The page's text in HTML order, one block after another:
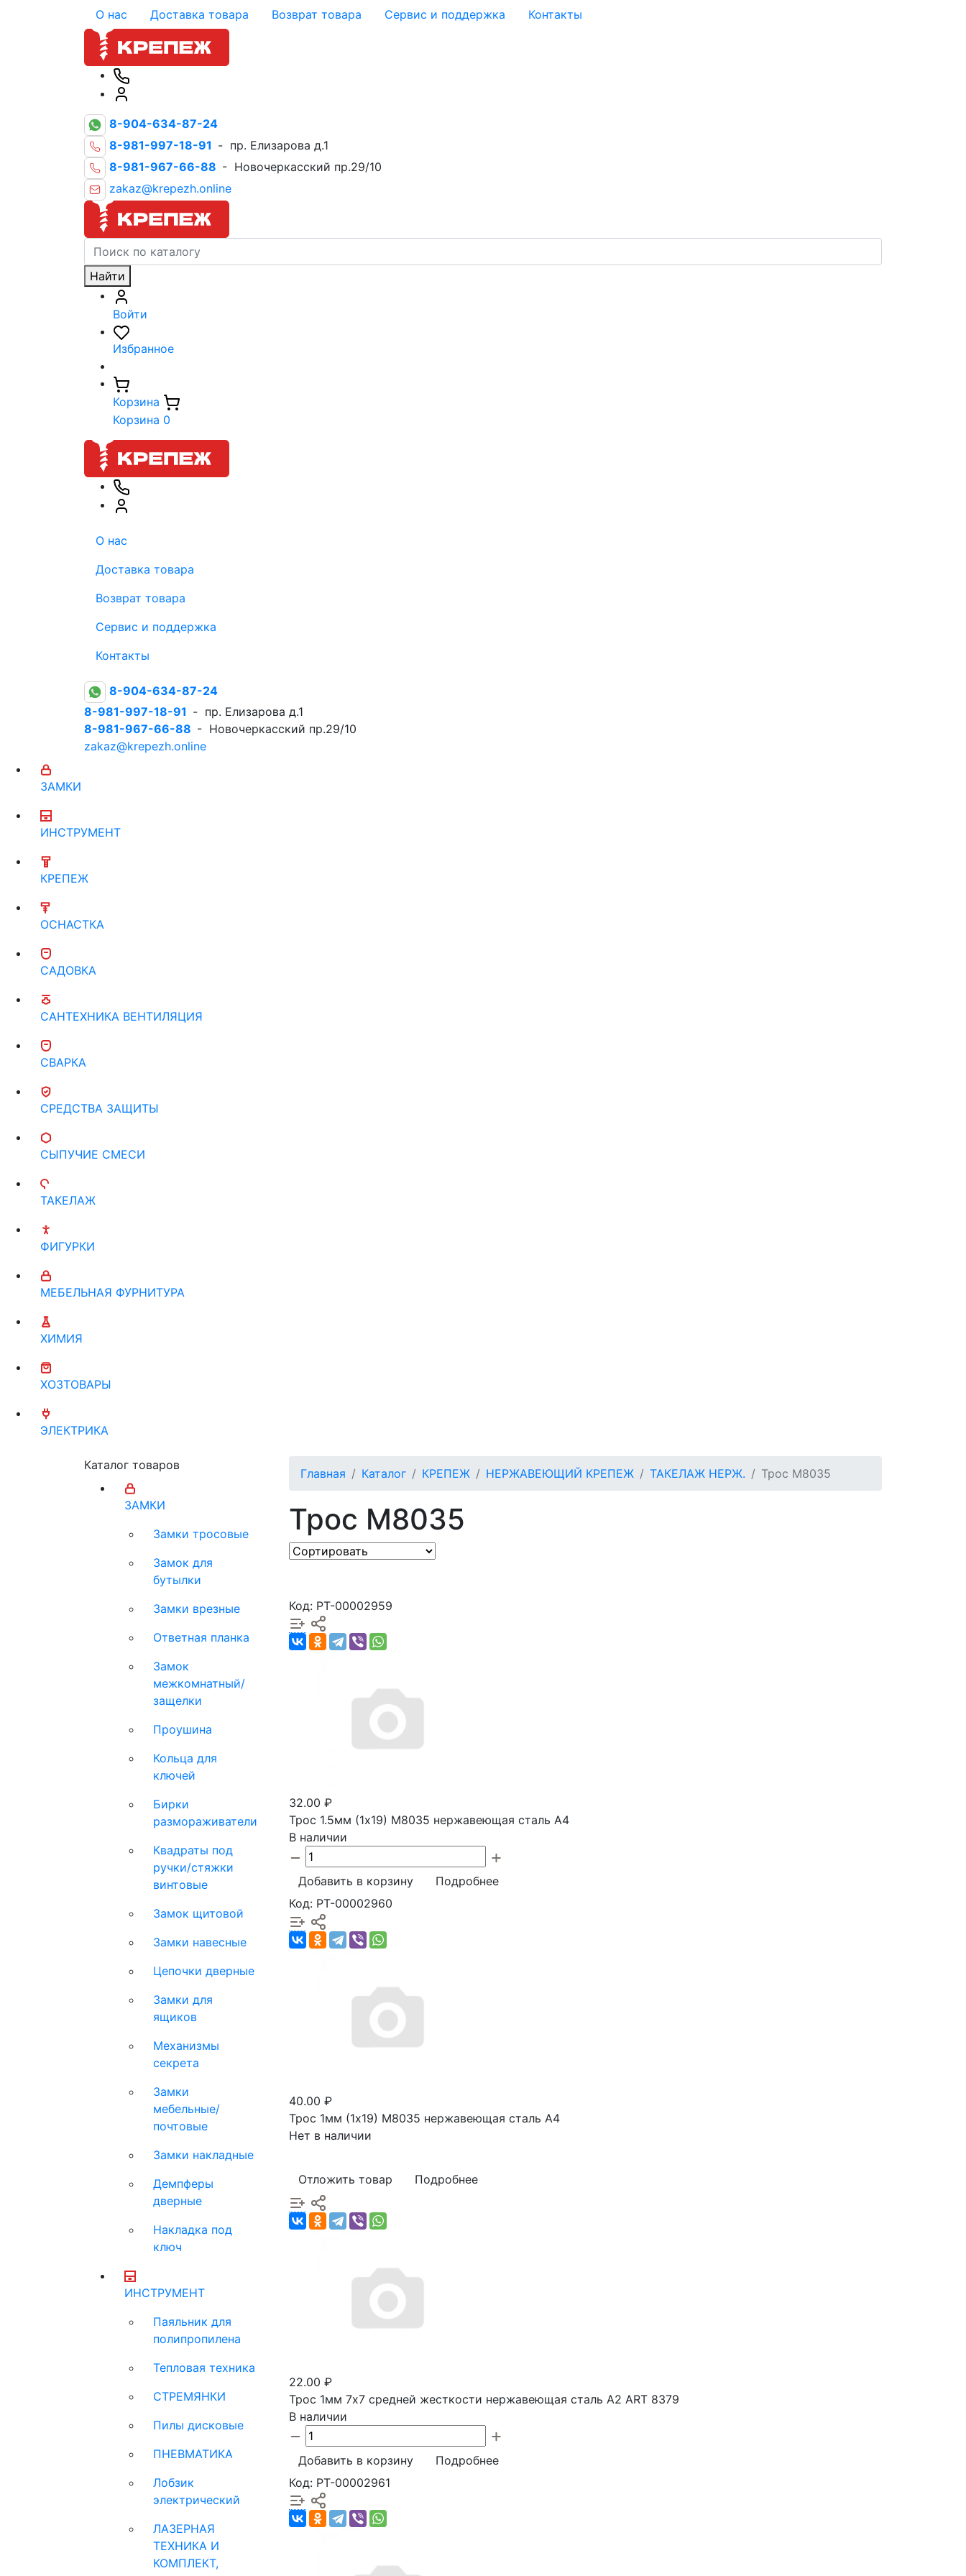
О нас Доставка товара Возврат товара Сервис и поддержка Контакты
8-904-634-87-24
8-981-997-18-91 - пр. Елизарова д.1
8-981-967-66-88 - Новочеркасский пр.29/10
zakaz@krepezh.online
Найти
Войти
Избранное
Корзина
Корзина 0
О нас
Доставка товара
Возврат товара
Сервис и поддержка
Контакты
8-904-634-87-24
8-981-997-18-91 - пр. Елизарова д.1
8-981-967-66-88 - Новочеркасский пр.29/10
zakaz@krepezh.online
ЗАМКИ
ИНСТРУМЕНТ
КРЕПЕЖ
ОСНАСТКА
САДОВКА
САНТЕХНИКА ВЕНТИЛЯЦИЯ
СВАРКА
СРЕДСТВА ЗАЩИТЫ
СЫПУЧИЕ СМЕСИ
ТАКЕЛАЖ
ФИГУРКИ
МЕБЕЛЬНАЯ ФУРНИТУРА
ХИМИЯ
ХОЗТОВАРЫ
ЭЛЕКТРИКА
Каталог товаров
ЗАМКИ
Замки тросовые
Замок для
бутылки
Замки врезные
Ответная планка
Замок
межкомнатный/
защелки
Проушина
Кольца для
ключей
Бирки
размораживатели
Квадраты под
ручки/стяжки
винтовые
Замок щитовой
Замки навесные
Цепочки дверные
Замки для
ящиков
Механизмы
секрета
Замки
мебельные/
почтовые
Замки накладные
Демпферы
дверные
Накладка под
ключ
ИНСТРУМЕНТ
Паяльник для
полипропилена
Тепловая техника
СТРЕМЯНКИ
Пилы дисковые
ПНЕВМАТИКА
Лобзик
электрический
ЛАЗЕРНАЯ
ТЕХНИКА И
КОМПЛЕКТ,
Главная Каталог КРЕПЕЖ НЕРЖАВЕЮЩИЙ КРЕПЕЖ ТАКЕЛАЖ НЕРЖ. Трос М8035
Трос М8035
Код: РТ-00002959
32.00 ₽
Трос 1.5мм (1х19) М8035 нержавеющая сталь А4
В наличии
Добавить в корзину
Подробнее
Код: РТ-00002960
40.00 ₽
Трос 1мм (1х19) М8035 нержавеющая сталь А4
Нет в наличии
Отложить товар Подробнее
22.00 ₽
Трос 1мм 7х7 средней жесткости нержавеющая сталь А2 ART 8379
В наличии
Добавить в корзину
Подробнее
Код: РТ-00002961